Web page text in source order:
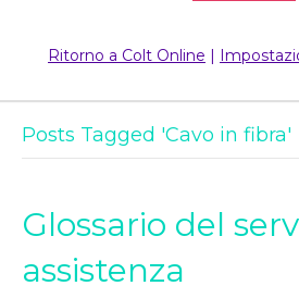
Ritorno a Colt Online
Posts Tagged 'Cavo in fibra'
Glossario del
assistenza